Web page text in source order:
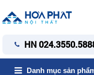
HN
Danh mục sản